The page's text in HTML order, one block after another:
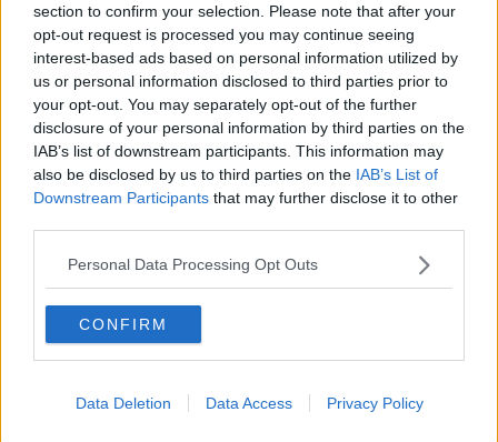
section to confirm your selection. Please note that after your
opt-out request is processed you may continue seeing
interest-based ads based on personal information utilized by
us or personal information disclosed to third parties prior to
your opt-out. You may separately opt-out of the further
disclosure of your personal information by third parties on the
IAB’s list of downstream participants. This information may
also be disclosed by us to third parties on the IAB’s List of
Downstream Participants that may further disclose it to other
Personal Data Processing Opt Outs
CONFIRM
Data Deletion Data Access Privacy Policy
Alla fermata dell'autobus
La repressione sessuale per sentito dire
Diseducazione televisiva e inerzia della politica
Foto storica
Esequie solenni
Nostalgia del sangue blu
Teste calde
Non avere e non essere
Armiamoci e... avviatevi
Da Capodanno a Carnevale
Schizzi di fango
Sor-riso amaro
Fine anno al ristorante
Natale 2024
Re e regnanti
A noi interessa il dito non la luna
Una performance